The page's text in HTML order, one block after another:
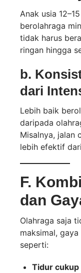
Anak usia
berolahraga
tidak harus
ringan hingga
b.
dari
Lebih baik
daripada
Misalnya, jalan
lebih efektif
F.
dan
Olahraga saja
maksimal,
seperti:
Tidur cukup